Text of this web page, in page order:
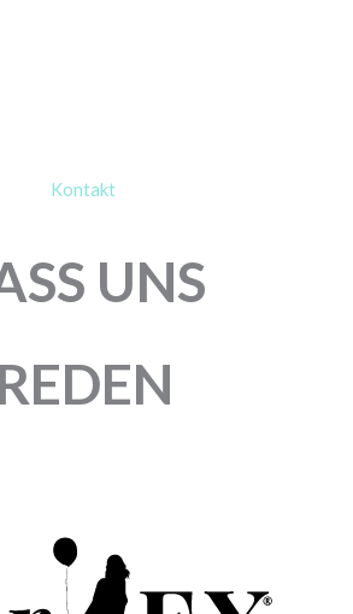
Kontakt
UNS
REDEN